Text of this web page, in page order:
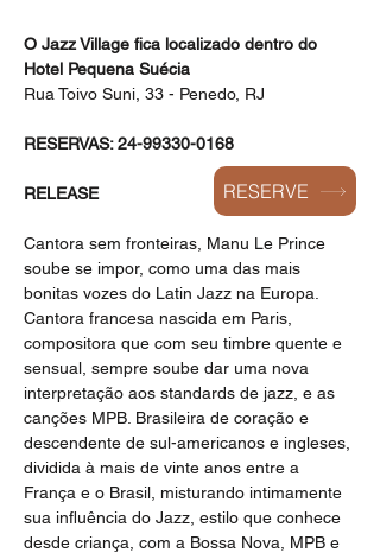
O Jazz Village fica localizado dentro do
Hotel Pequena Suécia
Rua Toivo Suni, 33 - Penedo, RJ
RESERVAS: 24-99330-0168
RELEASE
Cantora sem fronteiras, Manu Le Prince
soube se impor, como uma das mais
bonitas vozes do Latin Jazz na Europa.
Cantora francesa nascida em Paris,
compositora que com seu timbre quente e
sensual, sempre soube dar uma nova
interpretação aos standards de jazz, e as
canções MPB. Brasileira de coração e
descendente de sul-americanos e ingleses,
dividida à mais de vinte anos entre a
França e o Brasil, misturando intimamente
sua influência do Jazz, estilo que conhece
desde criança, com a Bossa Nova, MPB e
RESERVE